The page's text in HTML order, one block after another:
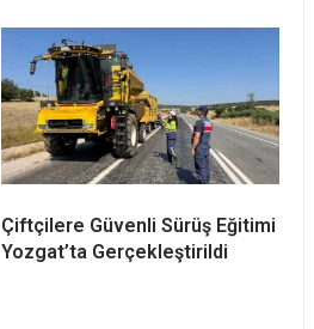
Çiftçilere Güvenli Sürüş Eğitimi
Yozgat’ta Gerçekleştirildi